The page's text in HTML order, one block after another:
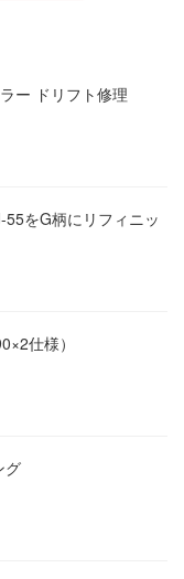
ー ドリフト修理
をG柄にリフィニッ
仕様）
グ